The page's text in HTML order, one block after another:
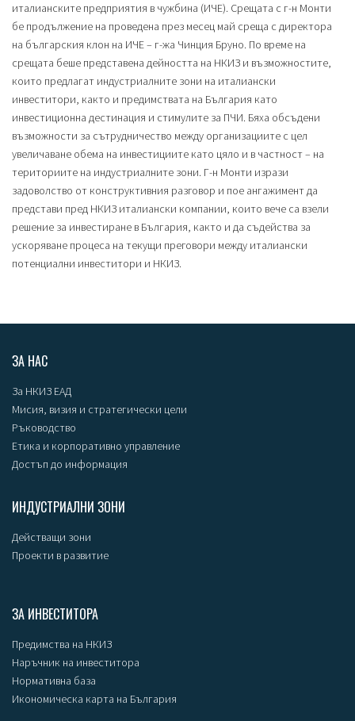
италианските предприятия в чужбина (ИЧЕ). Срещата с г-н Монти
бе продължение на проведена през месец май среща с директора
на българския клон на ИЧЕ – г-жа Чинция Бруно. По време на
срещата беше представена дейността на НКИЗ и възможностите,
които предлагат индустриалните зони на италиански
инвеститори, както и предимствата на България като
инвестиционна дестинация и стимулите за ПЧИ. Бяха обсъдени
възможности за сътрудничество между организациите с цел
увеличаване обема на инвестициите като цяло и в частност – на
териториите на индустриалните зони. Г-н Монти изрази
задоволство от конструктивния разговор и пое ангажимент да
представи пред НКИЗ италиански компании, които вече са взели
решение за инвестиране в България, както и да съдейства за
ускоряване процеса на текущи преговори между италиански
потенциални инвеститори и НКИЗ.
ЗА НАС
За НКИЗ ЕАД
Мисия, визия и стратегически цели
Ръководство
Етика и корпоративно управление
Достъп до информация
ИНДУСТРИАЛНИ ЗОНИ
Действащи зони
Проекти в развитие
ЗА ИНВЕСТИТОРА
Предимства на НКИЗ
Наръчник на инвеститора
Нормативна база
Икономическа карта на България